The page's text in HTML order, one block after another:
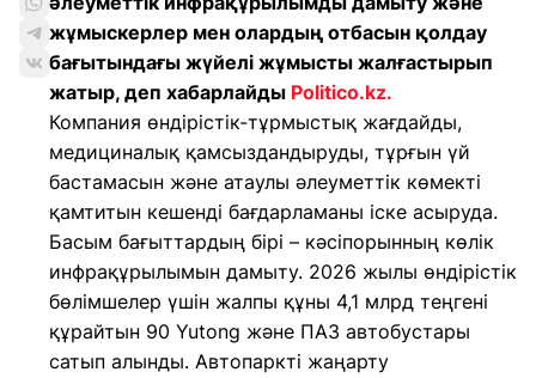
жұмыскерлер мен олардың отбасын қолдау
бағытындағы жүйелі жұмысты жалғастырып
жатыр, деп хабарлайды Politico.kz.
Компания өндірістік-тұрмыстық жағдайды,
медициналық қамсыздандыруды, тұрғын үй
бастамасын және атаулы әлеуметтік көмекті
қамтитын кешенді бағдарламаны іске асыруда.
Басым бағыттардың бірі – кәсіпорынның көлік
инфрақұрылымын дамыту. 2026 жылы өндірістік
бөлімшелер үшін жалпы құны 4,1 млрд теңгені
құрайтын 90 Yutong және ПАЗ автобустары
сатып алынды. Автопаркті жаңарту